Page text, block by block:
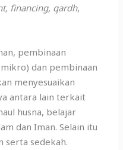
financing, qardh,
pembinaan
dan pembinaan
menyesuaikan
antara lain terkait
husna, belajar
dan Iman. Selain itu
serta sedekah.